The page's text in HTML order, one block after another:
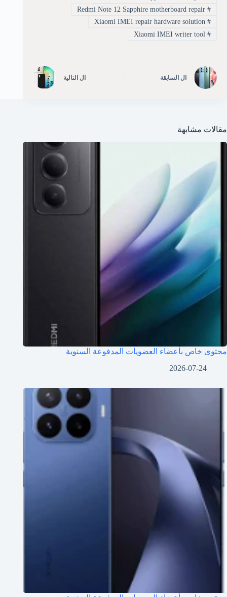
#
Redmi Note 12 Sapphire motherboard repair
#
Xiaomi IMEI repair hardware solution
#
Xiaomi IMEI writer tool
ال السابقة ال التالية
مقالات مشابهة
محتوى خاص بأعضاء العضويات المدفوعة السنوية
2026-07-24